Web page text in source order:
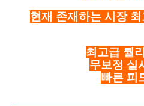
현재 존재하는 시장
최고급 퀄
무보정 실
빠른 피